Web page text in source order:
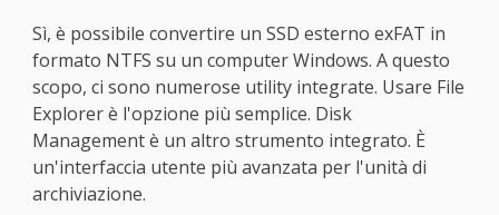
Sì, è possibile convertire un SSD esterno exFAT in
formato NTFS su un computer Windows. A questo
scopo, ci sono numerose utility integrate. Usare File
Explorer è l'opzione più semplice. Disk
Management è un altro strumento integrato. È
un'interfaccia utente più avanzata per l'unità di
archiviazione.